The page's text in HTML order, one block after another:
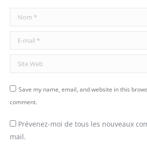
Nom *
E-mail *
Site Web
Save my name, email, and website in this
comment.
Prévenez-moi de tous les nouveaux
mail.